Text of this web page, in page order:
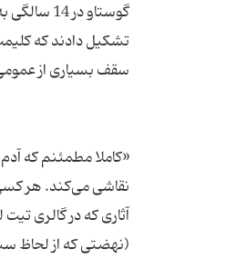
گوستاو
تشکیل دادند که
«کاملا مطمئنم که
آثاری که در گالری
(نهضتی که از لحاظ